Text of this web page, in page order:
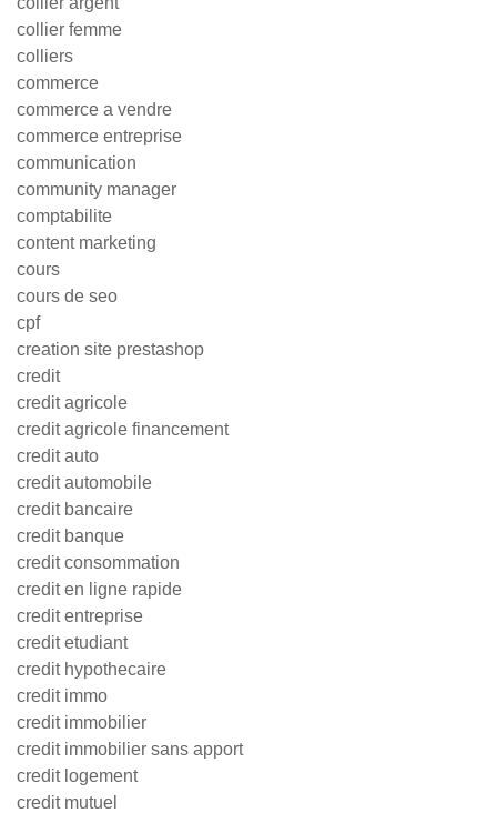
collier femme
colliers
commerce
commerce a vendre
commerce entreprise
communication
community manager
comptabilite
content marketing
cours
cours de seo
cpf
creation site prestashop
credit
credit agricole
credit agricole financement
credit auto
credit automobile
credit bancaire
credit banque
credit consommation
credit en ligne rapide
credit entreprise
credit etudiant
credit hypothecaire
credit immo
credit immobilier
credit immobilier sans apport
credit logement
credit mutuel